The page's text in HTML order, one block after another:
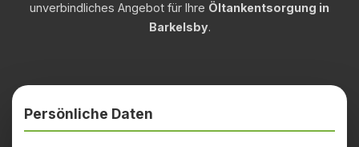
unverbindliches Angebot für Ihre Öltankentsorgung in
Barkelsby.
Persönliche Daten